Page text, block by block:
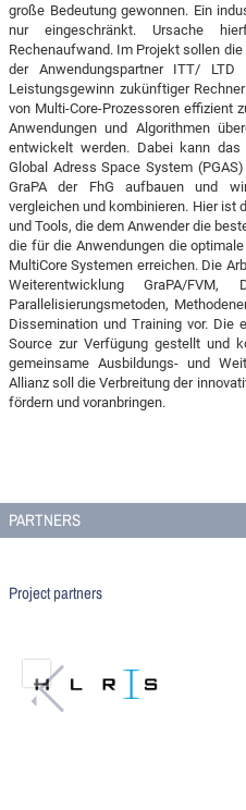
große Bedeutung gewonnen. Ein
nur eingeschränkt. Ursache
Rechenaufwand. Im Projekt sollen
der Anwendungspartner ITT/
Leistungsgewinn zukünftiger
von Multi-Core-Prozessoren effizient
Anwendungen und Algorithmen
entwickelt werden. Dabei kann
Global Adress Space System
GraPA der FhG aufbauen und
vergleichen und kombinieren. Hier ist
und Tools, die dem Anwender die
die für die Anwendungen die
MultiCore Systemen erreichen. Die
Weiterentwicklung GraPA/FVM,
Parallelisierungsmetoden,
Dissemination und Training vor. Die
Source zur Verfügung gestellt und
gemeinsame Ausbildungs- und
Allianz soll die Verbreitung der
fördern und voranbringen.
PARTNERS
Project partners